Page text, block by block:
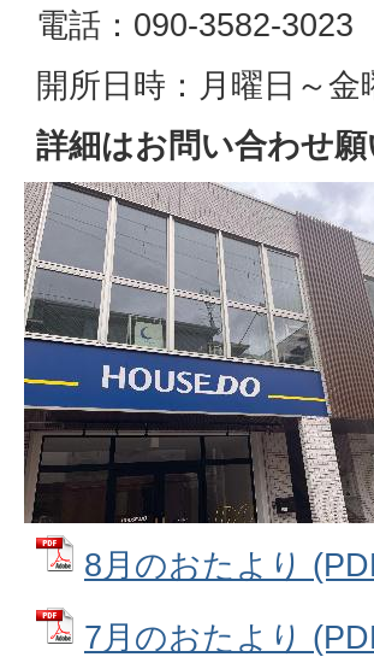
電話：090-3582-3023
開所日時：月曜日～
詳細はお問い合わせ
8月のおたより
7月のおたより